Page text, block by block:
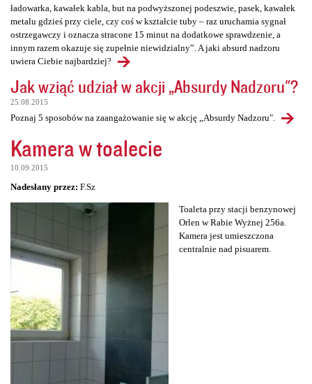
ładowarka, kawałek kabla, but na podwyższonej podeszwie, pasek, kawałek
metalu gdzieś przy ciele, czy coś w kształcie tuby – raz uruchamia sygnał
ostrzegawczy i oznacza stracone 15 minut na dodatkowe sprawdzenie, a
innym razem okazuje się zupełnie niewidzialny”. A jaki absurd nadzoru
uwiera Ciebie najbardziej?
Jak wziąć udział w akcji „Absurdy Nadzoru"?
25.08.2015
Poznaj 5 sposobów na zaangażowanie się w akcję „Absurdy Nadzoru".
Kamera w toalecie
10.09.2015
Nadesłany przez: F.Sz
Toaleta przy stacji benzynowej
Orlen w Rabie Wyżnej 256a.
Kamera jest umieszczona
centralnie nad pisuarem.